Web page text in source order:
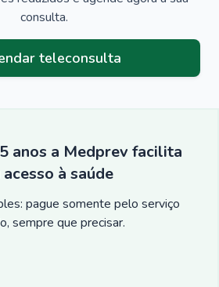
consulta.
teleconsulta
anos a Medprev facilita
acesso à saúde
pague somente pelo serviço
sempre que precisar.